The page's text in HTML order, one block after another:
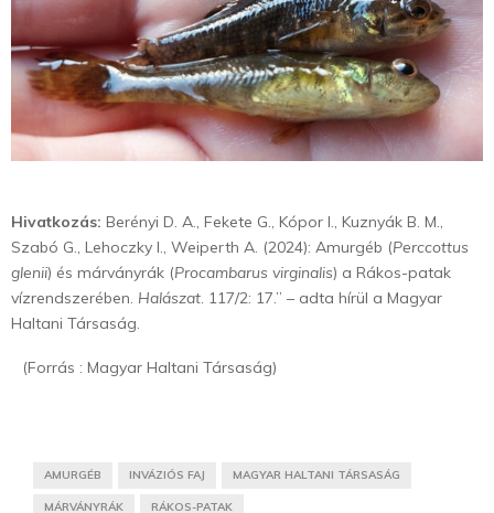
Hivatkozás: Berényi D. A., Fekete G., Kópor I., Kuznyák B. M.,
Szabó G., Lehoczky I., Weiperth A. (2024): Amurgéb (Perccottus
glenii) és márványrák (Procambarus virginalis) a Rákos-patak
vízrendszerében. Halászat. 117/2: 17.” – adta hírül a Magyar
Haltani Társaság.
(Forrás : Magyar Haltani Társaság)
AMURGÉB INVÁZIÓS FAJ MAGYAR HALTANI TÁRSASÁG
MÁRVÁNYRÁK RÁKOS-PATAK